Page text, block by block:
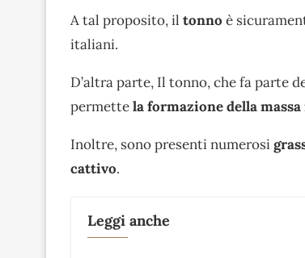
A tal proposito, il tonno è
italiani.
D’altra parte, Il tonno, che fa parte
permettela formazione della
Inoltre, sono presenti numerosi
cattivo.
Leggi anche